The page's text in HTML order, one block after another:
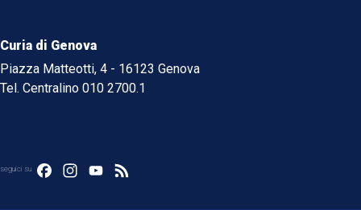
Curia di Genova
Piazza Matteotti, 4 - 16123 Genova
Tel. Centralino 010 2700.1
seguici su FacebookInstagram
YouTube